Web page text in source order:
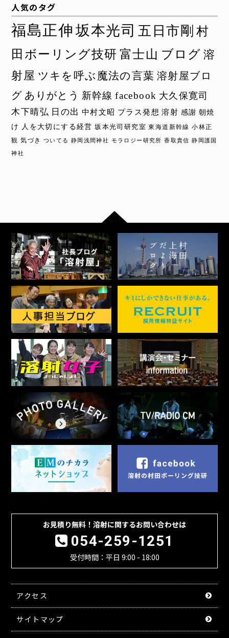
人気のタグ
福島正伸 坂本光司 五日市剛 村
田ボーリング技研 富士山 ブログ 溶
射屋 ツキを呼ぶ魔法の言葉 溶射屋ブロ
グ ありがとう 新幹線 facebook 大久保寛司
木下晴弘 日の出 中村文昭 プラス発想 溶射 感謝 朝焼
け
人を大切にする経営 坂本光司研究室 東海道新幹線 小林正
観 気づき ついてる 静岡浅間神社 モラロジー研究所 香取貴信 静岡護国
神社
お見積り無料！溶射に関するお問い合わせは
054-259-1251
受付時間：平日 9:00 - 18:00
アクセス
サイトマップ